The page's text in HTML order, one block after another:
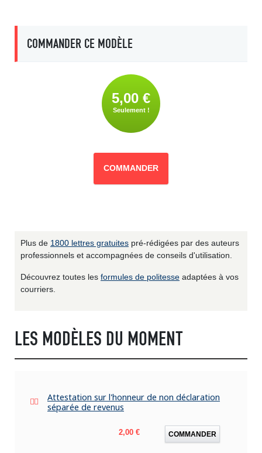
COMMANDER CE MODÈLE
5,00 €
Seulement !
COMMANDER
Plus de 1800 lettres gratuites pré-rédigées par des auteurs
professionnels et accompagnées de conseils d'utilisation.
Découvrez toutes les formules de politesse adaptées à vos
courriers.
LES MODÈLES DU MOMENT
Attestation sur l'honneur de non déclaration
séparée de revenus
Prix
2,00 € COMMANDER